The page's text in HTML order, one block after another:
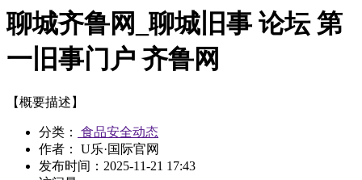
聊城齐鲁网_聊城旧事 论坛 第
一旧事门户 齐鲁网
【概要描述】
分类：
食品安全动态
作者： U乐·国际官网
发布时间： 2025-11-21 17:43